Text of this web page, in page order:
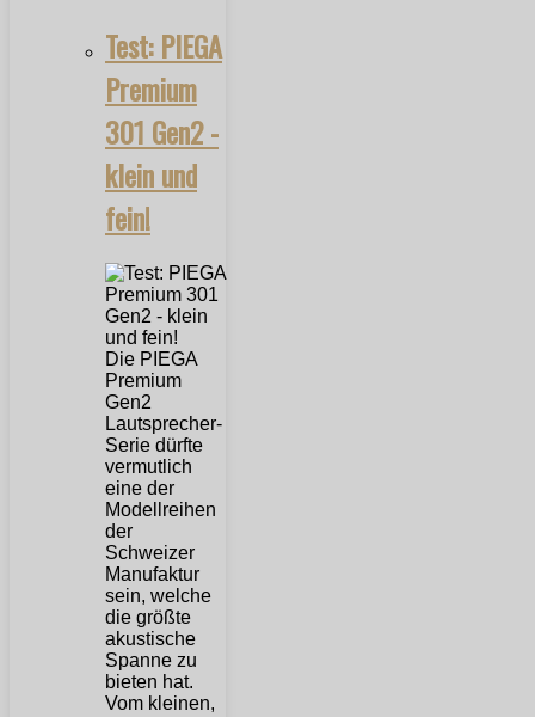
Test: PIEGA
Premium
301 Gen2 -
klein und
fein!
Die PIEGA
Premium
Gen2
Lautsprecher-
Serie dürfte
vermutlich
eine der
Modellreihen
der
Schweizer
Manufaktur
sein, welche
die größte
akustische
Spanne zu
bieten hat.
Vom kleinen,